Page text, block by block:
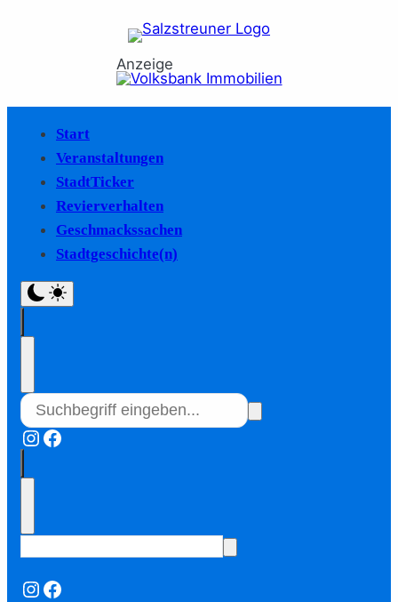
Anzeige
Start
Veranstaltungen
StadtTicker
Revierverhalten
Geschmackssachen
Stadtgeschichte(n)
Instagram
Facebook
Instagram
Facebook